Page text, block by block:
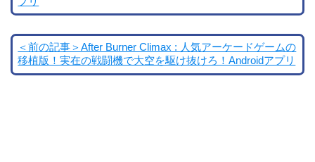
＜前の記事＞After Burner Climax : 人気アーケードゲームの
移植版！実在の戦闘機で大空を駆け抜けろ！Androidアプリ